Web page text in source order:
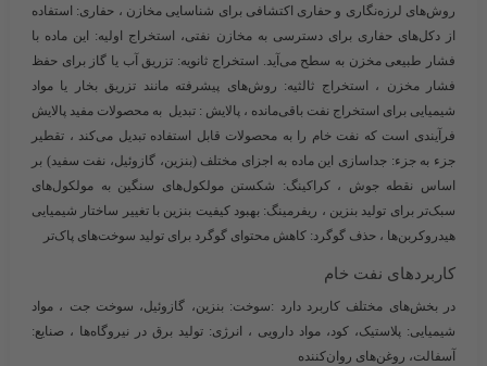
روش‌های لرزه‌نگاری و حفاری اکتشافی برای شناسایی مخازن ، حفاری: استفاده
از دکل‌های حفاری برای دسترسی به مخازن نفتی،
استخراج اولیه: این ماده با
فشار طبیعی مخزن به سطح می‌آید.
استخراج ثانویه: تزریق آب یا گاز برای حفظ
فشار مخزن ،
استخراج ثالثیه: روش‌های پیشرفته مانند تزریق بخار یا مواد
شیمیایی برای استخراج نفت باقی‌مانده ، پالایش : تبدیل به محصولات مفید پالایش
فرآیندی است که نفت خام را به محصولات قابل استفاده تبدیل می‌کند ، تقطیر
جزء به جزء: جداسازی این ماده به اجزای مختلف (بنزین، گازوئیل، نفت سفید) بر
اساس نقطه جوش ،کراکینگ: شکستن مولکول‌های سنگین به مولکول‌های
سبک‌تر برای تولید بنزین ، ریفرمینگ: بهبود کیفیت بنزین با تغییر ساختار شیمیایی
هیدروکربن‌ها ، حذف گوگرد: کاهش محتوای گوگرد برای تولید سوخت‌های پاک‌تر
کاربردهای نفت خام
در بخش‌های مختلف کاربرد دارد :سوخت: بنزین، گازوئیل، سوخت جت ، مواد
شیمیایی: پلاستیک، کود، مواد دارویی ، انرژی: تولید برق در نیروگاه‌ها ، صنایع:
آسفالت، روغن‌های روان‌کننده